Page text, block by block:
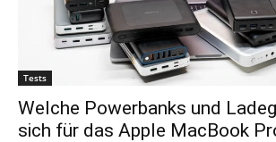
Tests
Welche Powerbanks und
sich für das Apple MacBook